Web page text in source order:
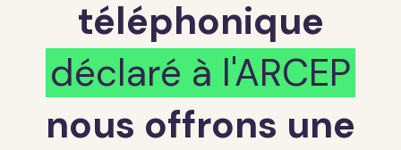
téléphonique
déclaré à l'ARCEP
nous offrons une